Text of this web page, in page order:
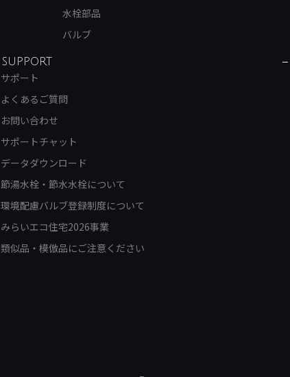
水栓部品
バルブ
SUPPORT
サポート
よくあるご質問
お問い合わせ
サポートチャット
データダウンロード
節湯水栓・節水水栓について
環境配慮バルブ登録制度について
みらいエコ住宅2026事業
類似品・模倣品にご注意ください